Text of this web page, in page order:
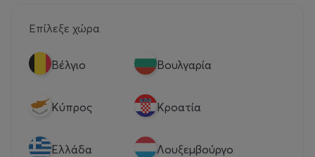
Επίλεξε χώρα
Βέλγιο Βουλγαρία
Κύπρος Κροατία
Eλλάδα Λουξεμβούργο